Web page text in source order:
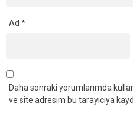
Ad *
Daha sonraki yorumlarımda
ve site adresim bu tarayıcıya